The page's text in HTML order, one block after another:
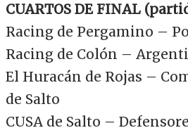
CUARTOS DE FINAL
Racing de Pergamino –
Racing de Colón –
El Huracán de Rojas –
de Salto
CUSA de Salto –